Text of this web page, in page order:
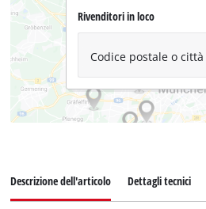
Rivenditori in loco
Codice postale o città
Descrizione dell'articolo Dettagli tecnici